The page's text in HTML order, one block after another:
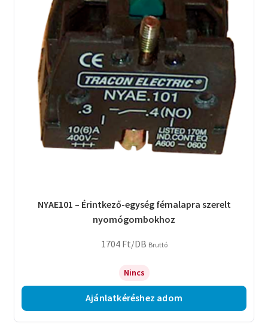
NYAE101 – Érintkező-egység fémalapra szerelt
nyomógombokhoz
1704 Ft/DB Bruttó
Nincs
Ajánlatkéréshez adom